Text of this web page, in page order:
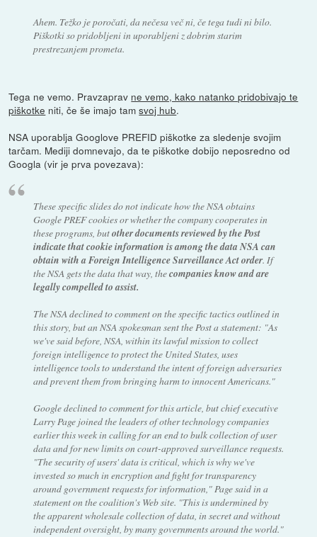
Ahem. Težko je poročati, da nečesa več ni, če tega tudi ni bilo.
Piškotki so pridobljeni in uporabljeni z dobrim starim
prestrezanjem prometa.
Tega ne vemo. Pravzaprav ne vemo, kako natanko pridobivajo te
piškotke niti, če še imajo tamsvoj hub.
NSA uporablja Googlove PREFID piškotke za sledenje svojim
tarčam. Mediji domnevajo, da te piškotke dobijo neposredno od
Googla (vir je prva povezava):
These specific slides do not indicate how the NSA obtains
Google PREF cookies or whether the company cooperates in
these programs, butother documents reviewed by the Post
indicate that cookie information is among the data NSA can
obtain with a Foreign Intelligence Surveillance Act order. If
the NSA gets the data that way, thecompanies know and are
legally compelled to assist.
The NSA declined to comment on the specific tactics outlined in
this story, but an NSA spokesman sent the Post a statement: "As
we've said before, NSA, within its lawful mission to collect
foreign intelligence to protect the United States, uses
intelligence tools to understand the intent of foreign adversaries
and prevent them from bringing harm to innocent Americans."
Google declined to comment for this article, but chief executive
Larry Page joined the leaders of other technology companies
earlier this week in calling for an end to bulk collection of user
data and for new limits on court-approved surveillance requests.
"The security of users' data is critical, which is why we've
invested so much in encryption and fight for transparency
around government requests for information," Page said in a
statement on the coalition's Web site. "This is undermined by
the apparent wholesale collection of data, in secret and without
independent oversight, by many governments around the world."